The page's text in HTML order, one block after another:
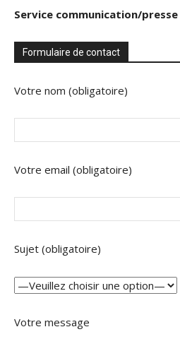
Service communication/presse
Formulaire de contact
Votre nom (obligatoire)
Votre email (obligatoire)
Sujet (obligatoire)
Votre message